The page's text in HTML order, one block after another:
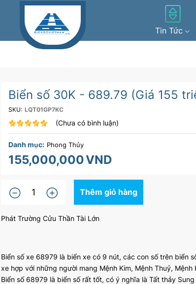
Tin Tức
Biển số 30K - 689.79 (Giá 155
SKU: LQT01GP7KC
(Chưa có bình luận)
Danh mục: Phong Thủy
155,000,000VND
Thêm giỏ hàng
Phát Trường Cửu Thần Tài Lớn
Biển số xe 68979 là biển xe có 9 nút, các con số trên biển
xe hợp với những người mang Mệnh Kim, Mệnh Thuỷ, Mệnh
Biển số 68979 là biển số rất tốt, có ý nghĩa là Tất thảy